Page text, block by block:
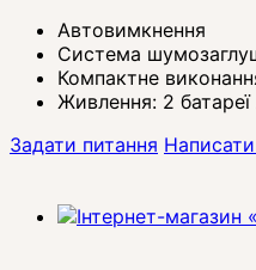
Автовимкнення
Система
Компактне
Живлення: 2
Задати питання Написати